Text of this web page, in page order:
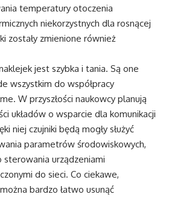
temperatury otoczenia
niekorzystnych dla rosnącej
zostały zmienione również
jest szybka i tania. Są one
wszystkim do współpracy
W przyszłości naukowcy planują
układów o wsparcie dla komunikacji
niej czujniki będą mogły służyć
parametrów środowiskowych,
urządzeniami
do sieci. Co ciekawe,
bardzo łatwo usunąć